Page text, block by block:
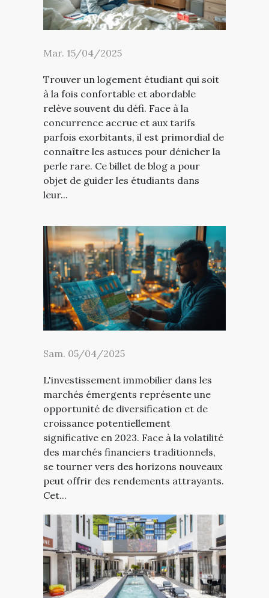
Mar. 15/04/2025
Trouver un logement étudiant qui soit
à la fois confortable et abordable
relève souvent du défi. Face à la
concurrence accrue et aux tarifs
parfois exorbitants, il est primordial de
connaître les astuces pour dénicher la
perle rare. Ce billet de blog a pour
objet de guider les étudiants dans
leur...
Sam. 05/04/2025
L'investissement immobilier dans les
marchés émergents représente une
opportunité de diversification et de
croissance potentiellement
significative en 2023. Face à la volatilité
des marchés financiers traditionnels,
se tourner vers des horizons nouveaux
peut offrir des rendements attrayants.
Cet...